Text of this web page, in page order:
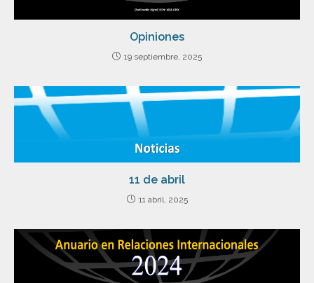
Opiniones
19 septiembre, 2025
11 de abril
11 abril, 2025